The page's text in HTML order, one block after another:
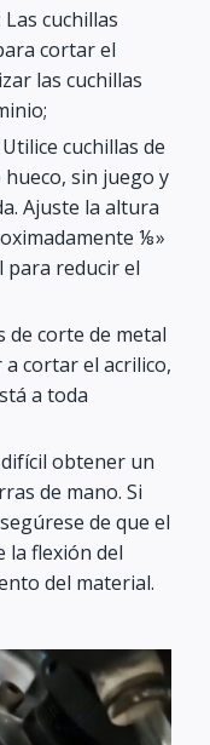
cuchillas
cortar el
las cuchillas
cuchillas de
sin juego y
Ajuste la altura
⅛»
para reducir el
de corte de metal
cortar el acrilico,
a toda
obtener un
de mano. Si
de que el
la flexión del
del material.